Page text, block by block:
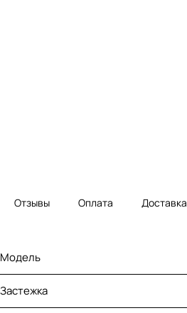
Отзывы Оплата Доставка
Модель
Застежка